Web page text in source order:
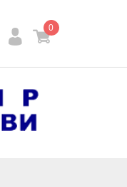
0